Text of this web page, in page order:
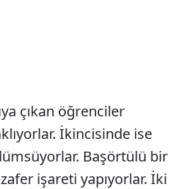
çıkan öğrenciler
İkincisinde ise
Başörtülü bir
işareti yapıyorlar. İki